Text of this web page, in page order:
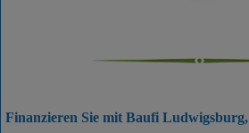
Finanzieren Sie mit Baufi Ludwigsburg,